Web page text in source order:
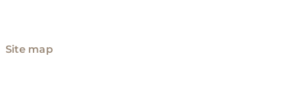
Site map